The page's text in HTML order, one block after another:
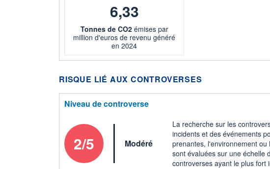
6,33
Tonnes de CO2émises par
million d'euros de revenu généré
en 2024
RISQUE LIÉ AUX CONTROVERSES
Niveau de controverse
2/5 Modéré
La recherche sur les
incidents et des événements
prenantes, l'environnement
sont évaluées sur une échelle
controverses ayant le plus fort